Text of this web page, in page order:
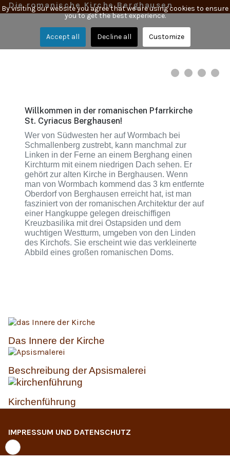
Die romanische Kirche Berghausen
Willkommen in der romanischen Pfarrkirche
St. Cyriacus Berghausen!
Wer von Südwesten her auf Wormbach bei
Schmallenberg zustrebt, kann manchmal zur
Linken in der Ferne an einem Berghang einen
Kirchturm mit einem niedrigen Dach sehen. Er
gehört zur alten Kirche in Berghausen. Wenn
man von Wormbach kommend das 3 km entfernte
Oberdorf von Berghausen erreicht hat, ist man
fasziniert von der romanischen Architektur der auf
einer Hangkuppe gelegen dreischiffigen
Kreuzbasilika mit drei Ostapsiden und dem
wuchtigen Westturm, umgeben von den Linden
des Kirchofs. Sie erscheint wie das verkleinerte
Abbild eines großen romanischen Doms.
Das Innere der Kirche
Beschreibung der Apsismalerei
Kirchenführung
IMPRESSUM UND DATENSCHUTZ
By visiting our website you agree that we are using cookies to ensure
you to get the best experience.
Accept all Decline all Customize